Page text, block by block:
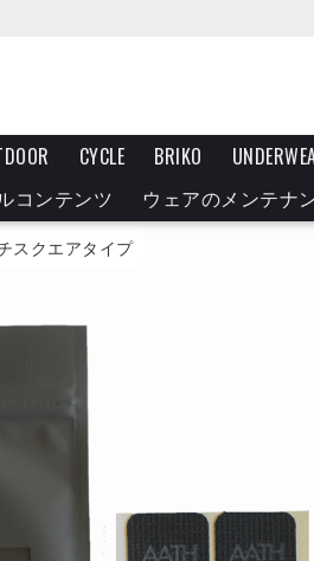
CYCLE BRIKO
コンテンツ
ウェアのメンテナ
スクエアタイプ